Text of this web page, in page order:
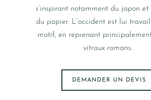
s’inspirant notamment du japon et
du papier. L’occident est lui
motif, en reprenant
vitraux romans.
DEMANDER UN DEVIS